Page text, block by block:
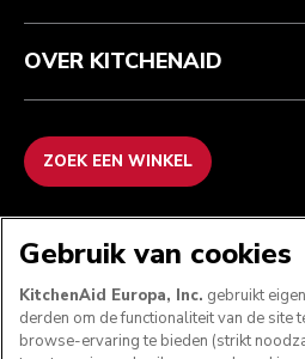
OVER KITCHENAID
ZOEK EEN WINKEL
VOLG
Gebruik van cookies
KitchenAid Europa, Inc. gebruikt
derden om de functionaliteit van de site
browse-ervaring te bieden (strikt